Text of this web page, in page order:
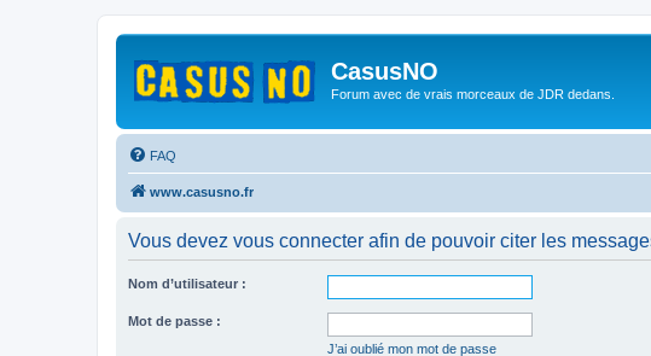
CasusNO
Forum avec de vrais morceaux de JDR dedans.
FAQ
www.casusno.fr
Vous devez vous connecter afin de pouvoir citer les
Nom d’utilisateur :
Mot de passe :
J’ai oublié mon mot de passe